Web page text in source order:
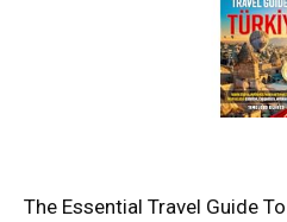
The Essential Travel Guide